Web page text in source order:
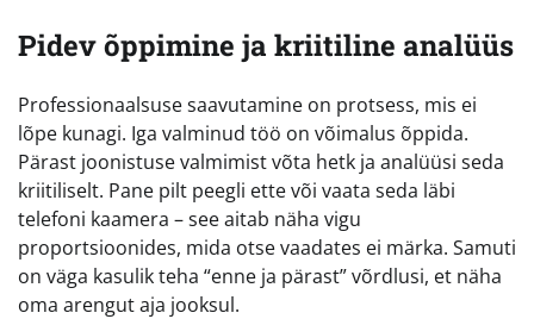
Pidev õppimine ja kriitiline analüüs
Professionaalsuse saavutamine on protsess, mis ei
lõpe kunagi. Iga valminud töö on võimalus õppida.
Pärast joonistuse valmimist võta hetk ja analüüsi seda
kriitiliselt. Pane pilt peegli ette või vaata seda läbi
telefoni kaamera – see aitab näha vigu
proportsioonides, mida otse vaadates ei märka. Samuti
on väga kasulik teha “enne ja pärast” võrdlusi, et näha
oma arengut aja jooksul.